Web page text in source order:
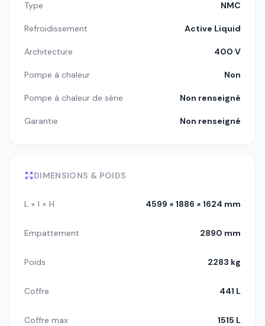
Type NMC
Refroidissement Active Liquid
Architecture 400 V
Pompe à chaleur Non
Pompe à chaleur de série Non renseigné
Garantie Non renseigné
DIMENSIONS & POIDS
L × l × H 4599 × 1886 × 1624 mm
Empattement 2890 mm
Poids 2283 kg
Coffre 441 L
Coffre max 1515 L